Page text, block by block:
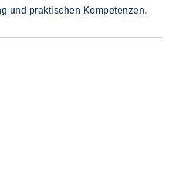
und praktischen Kompetenzen.